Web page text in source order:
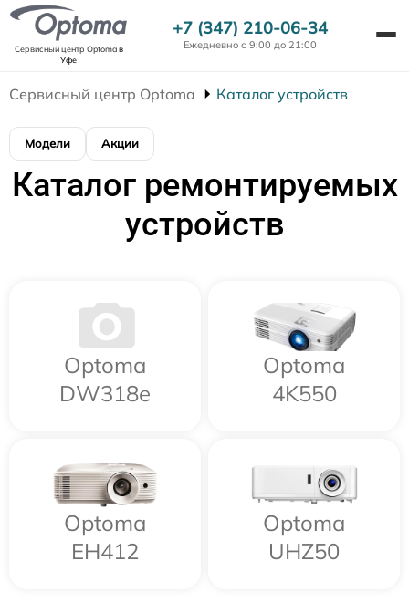
Сервисный центр Optomaв
Уфе
+7 (347) 210-06-34
Ежедневно с 9:00 до 21:00
Сервисный центр Optoma Каталог устройств
Модели Акции
Каталог ремонтируемых
устройств
Optoma
DW318e
Optoma
4K550
Optoma
EH412
Optoma
UHZ50